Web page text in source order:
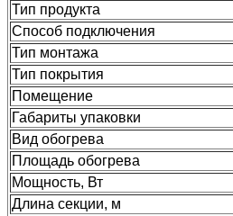
Тип продукта
Способ
Тип монтажа
Тип покрытия
Помещение
Габариты упаковки
Вид обогрева
Площадь обогрева
Мощность, Вт
Длина секции, м